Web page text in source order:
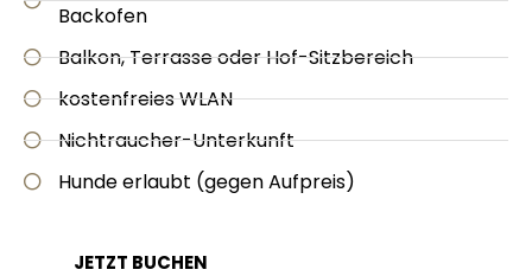
Backofen
Balkon, Terrasse oder Hof-Sitzbereich
kostenfreies WLAN
Nichtraucher-Unterkunft
Hunde erlaubt (gegen Aufpreis)
JETZT BUCHEN